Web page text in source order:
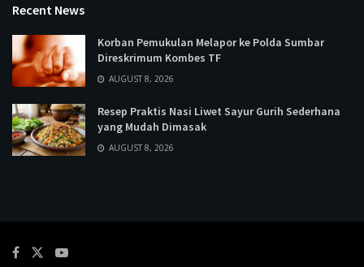
Recent News
Korban Pemukulan Melapor ke Polda Sumbar
Direskrimum Kombes TF
AUGUST 8, 2026
Resep Praktis Nasi Liwet Sayur Gurih Sederhana
yang Mudah Dimasak
AUGUST 8, 2026